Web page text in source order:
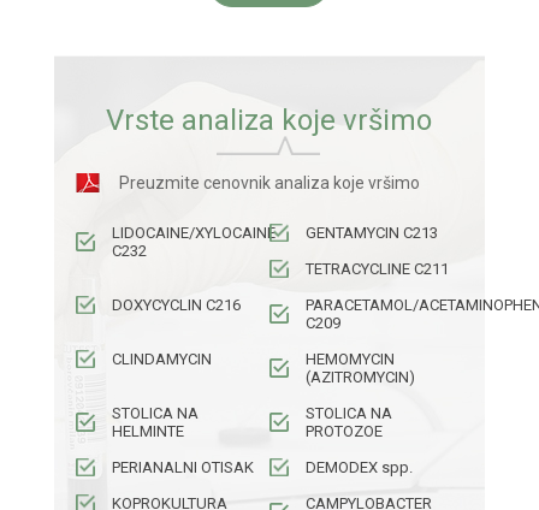
Vrste analiza koje vršimo
Preuzmite cenovnik analiza koje vršimo
LIDOCAINE/XYLOCAINE
C232
GENTAMYCIN C213
TETRACYCLINE C211
DOXYCYCLIN C216
PARACETAMOL/
C209
CLINDAMYCIN
HEMOMYCIN
(AZITROMYCIN)
STOLICA NA
HELMINTE
STOLICA NA
PROTOZOE
PERIANALNI OTISAK
DEMODEX spp.
KOPROKULTURA
CAMPYLOBACTER